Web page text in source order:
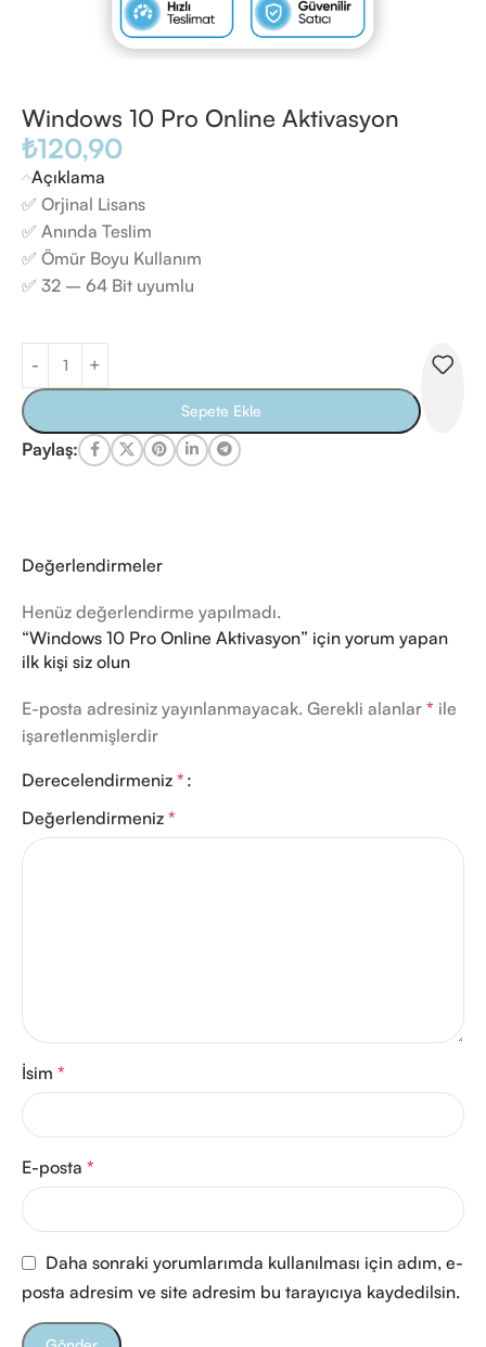
Windows 10 Pro Online Aktivasyon
₺120,90
Açıklama
✅ Orjinal Lisans
✅ Anında Teslim
✅ Ömür Boyu Kullanım
✅ 32 – 64 Bit uyumlu
Sepete Ekle
Paylaş:
Değerlendirmeler
Henüz değerlendirme yapılmadı.
“Windows 10 Pro Online Aktivasyon” için yorum yapan
ilk kişi siz olun
E-posta adresiniz yayınlanmayacak. Gerekli alanlar * ile
işaretlenmişlerdir
Derecelendirmeniz *
Değerlendirmeniz *
İsim *
E-posta *
Daha sonraki yorumlarımda kullanılması için adım, e-
posta adresim ve site adresim bu tarayıcıya kaydedilsin.